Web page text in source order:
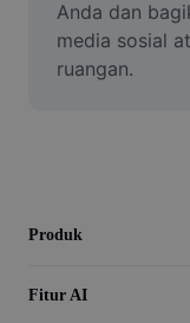
Pangkas Video
Anda dan
media sosial
ruangan.
Produk
Fitur AI